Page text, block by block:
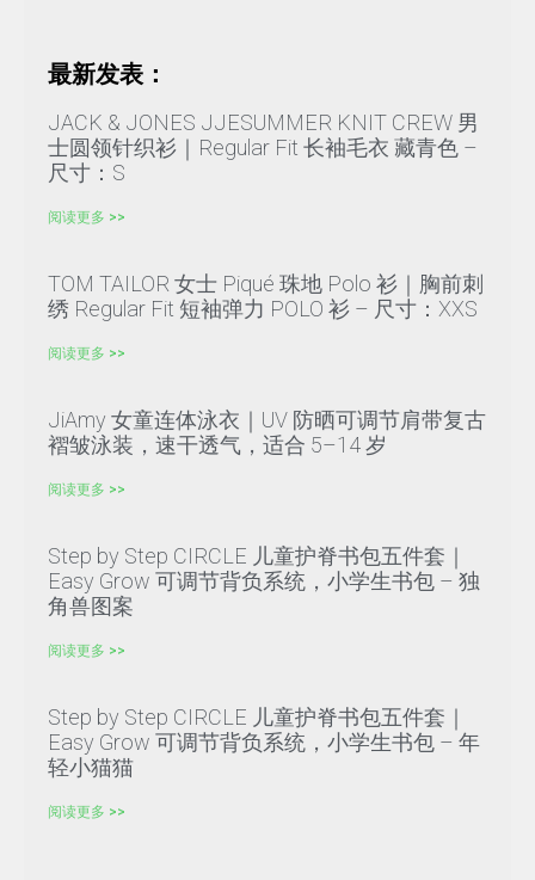
最新发表：
JACK & JONES JJESUMMER KNIT CREW 男
士圆领针织衫｜Regular Fit 长袖毛衣 藏青色 –
尺寸：S
阅读更多 >>
TOM TAILOR 女士 Piqué 珠地 Polo 衫｜胸前刺
绣 Regular Fit 短袖弹力 POLO 衫 – 尺寸：XXS
阅读更多 >>
JiAmy 女童连体泳衣｜UV 防晒可调节肩带复古
褶皱泳装，速干透气，适合 5–14 岁
阅读更多 >>
Step by Step CIRCLE 儿童护脊书包五件套｜
Easy Grow 可调节背负系统，小学生书包 – 独
角兽图案
阅读更多 >>
Step by Step CIRCLE 儿童护脊书包五件套｜
Easy Grow 可调节背负系统，小学生书包 – 年
轻小猫猫
阅读更多 >>